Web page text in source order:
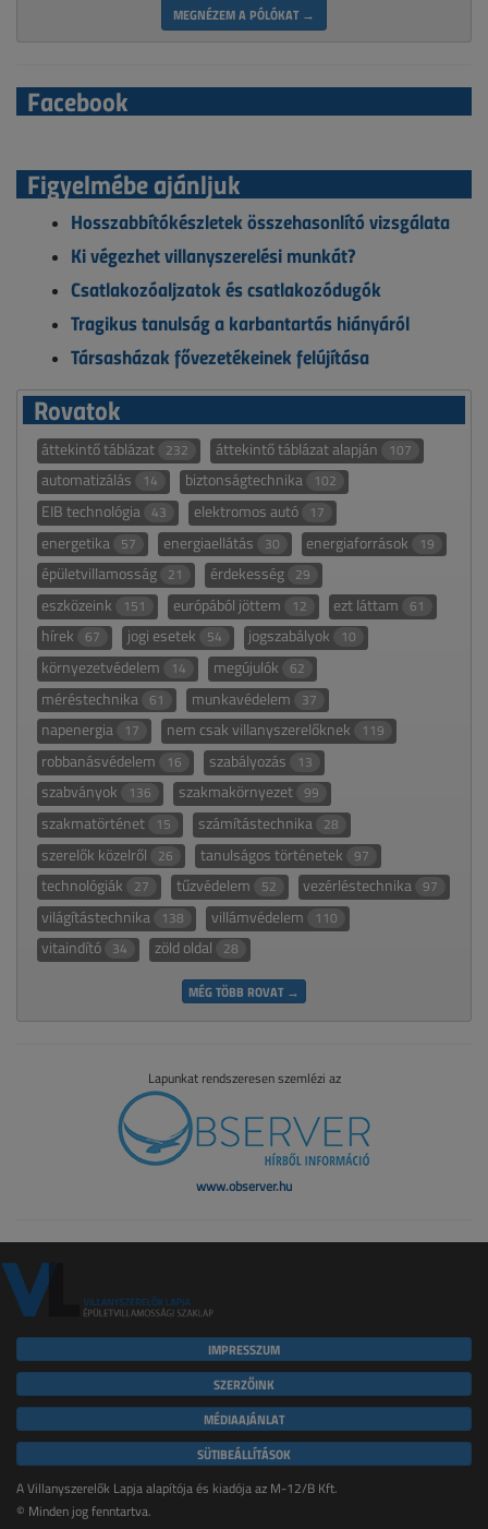
MEGNÉZEM A PÓLÓKAT →
Facebook
Figyelmébe ajánljuk
Hosszabbítókészletek összehasonlító vizsgálata
Ki végezhet villanyszerelési munkát?
Csatlakozóaljzatok és csatlakozódugók
Tragikus tanulság a karbantartás hiányáról
Társasházak fővezetékeinek felújítása
Rovatok
áttekintő táblázat 232 áttekintő táblázat alapján 107
automatizálás 14 biztonságtechnika 102
EIB technológia 43 elektromos autó 17
energetika 57 energiaellátás 30 energiaforrások 19
épületvillamosság 21 érdekesség 29
eszközeink 151 európából jöttem 12 ezt láttam 61
hírek 67 jogi esetek 54 jogszabályok 10
környezetvédelem 14 megújulók 62
méréstechnika 61 munkavédelem 37
napenergia 17 nem csak villanyszerelőknek 119
robbanásvédelem 16 szabályozás 13
szabványok 136 szakmakörnyezet 99
szakmatörténet 15 számítástechnika 28
szerelők közelről 26 tanulságos történetek 97
technológiák 27 tűzvédelem 52 vezérléstechnika 97
világítástechnika 138 villámvédelem 110
vitaindító 34 zöld oldal 28
MÉG TÖBB ROVAT →
Lapunkat rendszeresen szemlézi az
www.observer.hu
IMPRESSZUM
SZERZŐINK
MÉDIAAJÁNLAT
SÜTIBEÁLLÍTÁSOK
A Villanyszerelők Lapja alapítója és kiadója az M-12/B Kft.
© Minden jog fenntartva.